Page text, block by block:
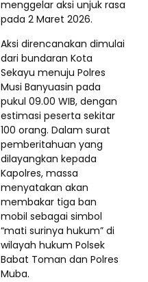
menggelar aksi unjuk rasa
pada 2 Maret 2026.
Aksi direncanakan dimulai
dari bundaran Kota
Sekayu menuju Polres
Musi Banyuasin pada
pukul 09.00 WIB, dengan
estimasi peserta sekitar
100 orang. Dalam surat
pemberitahuan yang
dilayangkan kepada
Kapolres, massa
menyatakan akan
membakar tiga ban
mobil sebagai simbol
“mati surinya hukum” di
wilayah hukum Polsek
Babat Toman dan Polres
Muba.